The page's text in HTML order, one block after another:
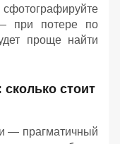
при потере по
проще найти
сколько стоит
— прагматичный